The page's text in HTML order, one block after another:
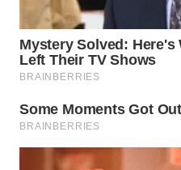
WN
DEPOK
WN
TAPANULI
UTARA
WN
SAMOSIR